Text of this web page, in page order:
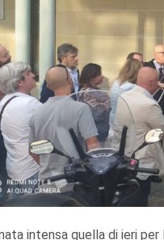
intensa quella di ieri